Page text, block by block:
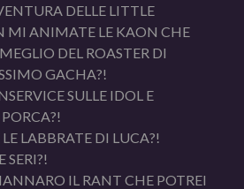
DELLE LITTLE
MI ANIMATE LE KAON CHE
DEL ROASTER DI
GACHA?!
SULLE IDOL E
LABBRATE DI LUCA?!
SERI?!
IL RANT CHE POTREI